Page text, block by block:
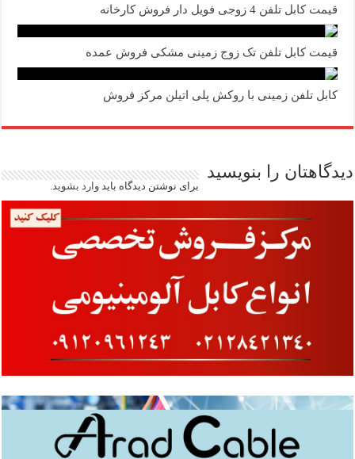
قیمت کابل تلفن 4 زوجی فویل دار فروش کارخانه
قیمت کابل تلفن تک زوج زمینی مشکی فروش عمده
کابل تلفن زمینی با روکش پلی اتیلن مرکز فروش
دیدگاهتان را بنویسید
برای نوشتن دیدگاه بایدوارد بشوید